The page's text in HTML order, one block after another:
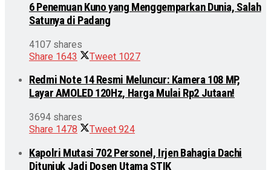
6 Penemuan Kuno yang Menggemparkan Dunia, Salah
Satunya di Padang
4107 shares
Share 1643 Tweet 1027
Redmi Note 14 Resmi Meluncur: Kamera 108 MP,
Layar AMOLED 120Hz, Harga Mulai Rp2 Jutaan!
3694 shares
Share 1478 Tweet 924
Kapolri Mutasi 702 Personel, Irjen Bahagia Dachi
Ditunjuk Jadi Dosen Utama STIK